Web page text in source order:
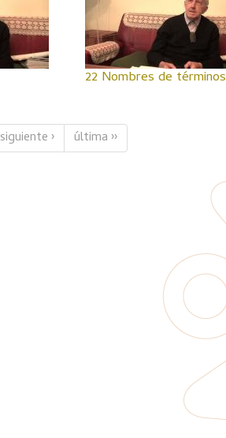
22 Nombres de términos
siguiente › última ››